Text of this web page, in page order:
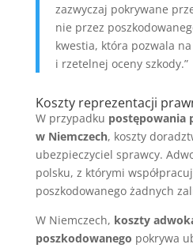
zazwyczaj pokrywane
nie przez
kwestia, która pozwala
i rzetelnej oceny szkody.”
Koszty reprezentacji
W przypadku postępowania
w Niemczech, koszty
ubezpieczyciel sprawcy.
polsku, z którymi
poszkodowanego żadnych
W Niemczech, koszty
poszkodowanego pokrywa